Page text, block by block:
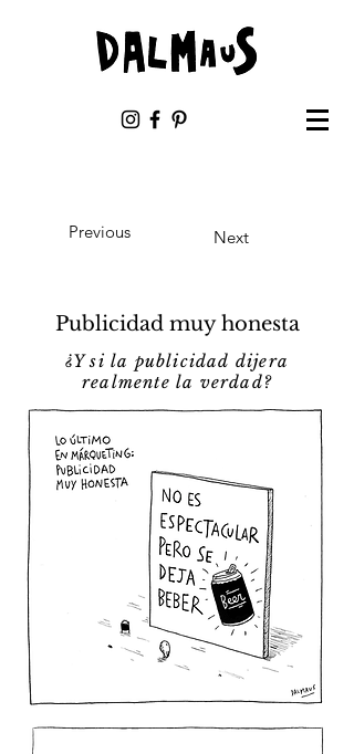
Previous Next
Publicidad muy honesta
¿Y si la publicidad dijera
realmente la verdad?